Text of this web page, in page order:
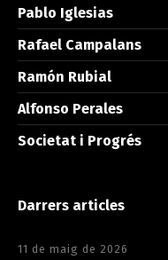
Pablo Iglesias
Rafael Campalans
Ramón Rubial
Alfonso Perales
Societat i Progrés
Darrers articles
11 de maig de 2026